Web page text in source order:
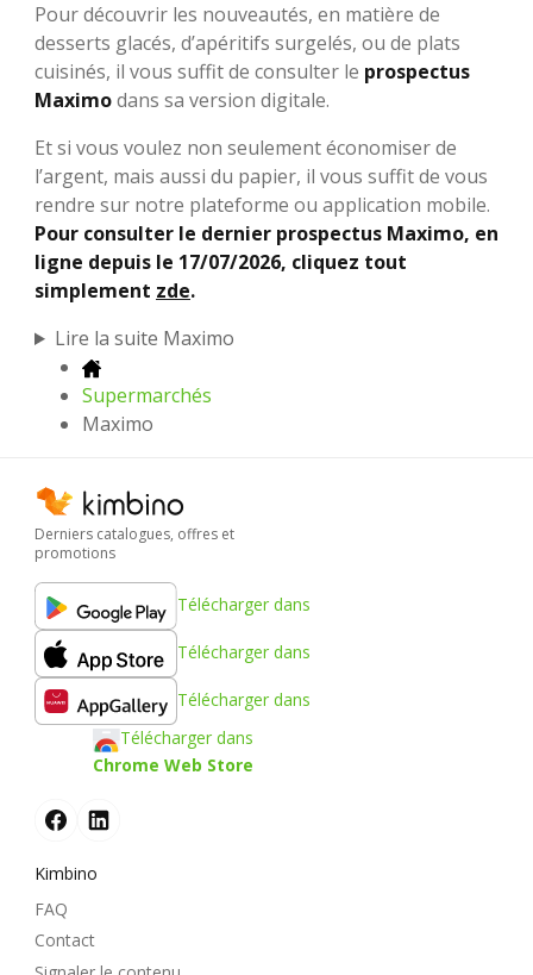
Pour découvrir les nouveautés, en matière de
desserts glacés, d’apéritifs surgelés, ou de plats
cuisinés, il vous suffit de consulter le prospectus
Maximodans sa version digitale.
Et si vous voulez non seulement économiser de
l’argent, mais aussi du papier, il vous suffit de vous
rendre sur notre plateforme ou application mobile.
Pour consulter le dernier prospectus Maximo, en
ligne depuis le 17/07/2026, cliquez tout
simplement zde.
Lire la suite Maximo
Supermarchés
Maximo
Derniers catalogues, offres et
promotions
Télécharger dans
Télécharger dans
Télécharger dans
Télécharger dans
Chrome Web Store
Kimbino
FAQ
Contact